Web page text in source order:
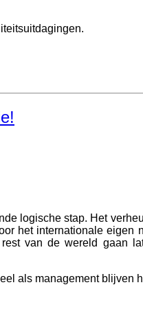
logische stap. Het
het internationale eigen
van de wereld gaan
als management blijven